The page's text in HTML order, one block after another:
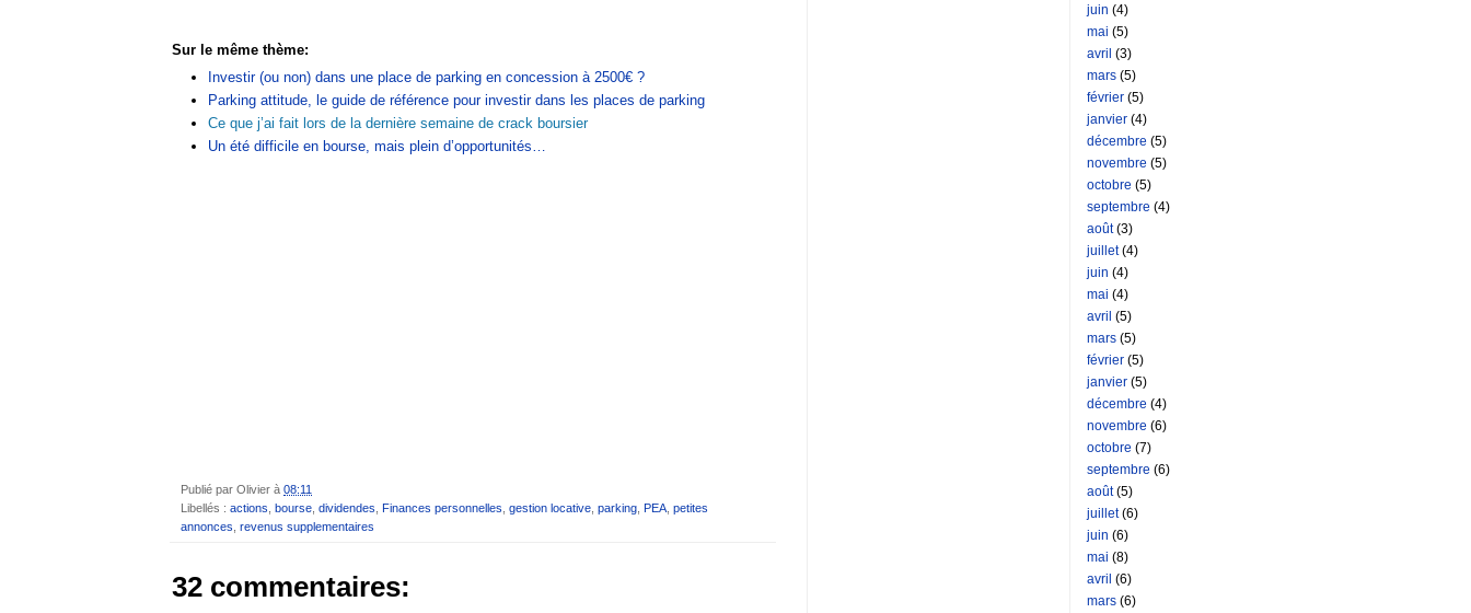
Sur le même thème:
Investir (ou non) dans une place de parking en concession à 2500€ ?
Parking attitude, le guide de référence pour investir dans les places de parking
Ce que j’ai fait lors de la dernière semaine de crack boursier
Un été difficile en bourse, mais plein d’opportunités…
Publié par Olivier à 08:11
Libellés : actions bourse dividendes Finances personnelles gestion locative parking PEA petites
annonces revenus supplementaires
32 commentaires:
juin (4)
mai (5)
avril (3)
mars (5)
février (5)
janvier (4)
décembre (5)
novembre (5)
octobre (5)
septembre (4)
août(3)
juillet(4)
juin (4)
mai (4)
avril (5)
mars (5)
février (5)
janvier (5)
décembre (4)
novembre (6)
octobre (7)
septembre (6)
août(5)
juillet(6)
juin (6)
mai (8)
avril (6)
mars (6)